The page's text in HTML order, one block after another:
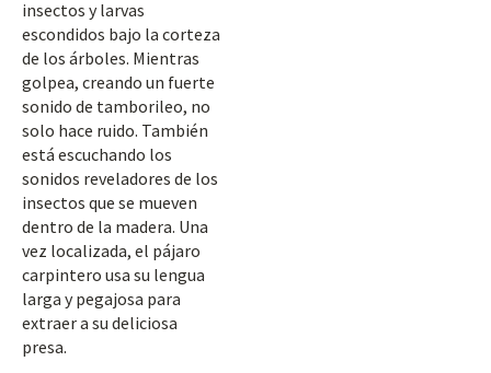
insectos y larvas
escondidos bajo la corteza
de los árboles. Mientras
golpea, creando un fuerte
sonido de tamborileo, no
solo hace ruido. También
está escuchando los
sonidos reveladores de los
insectos que se mueven
dentro de la madera. Una
vez localizada, el pájaro
carpintero usa su lengua
larga y pegajosa para
extraer a su deliciosa
presa.